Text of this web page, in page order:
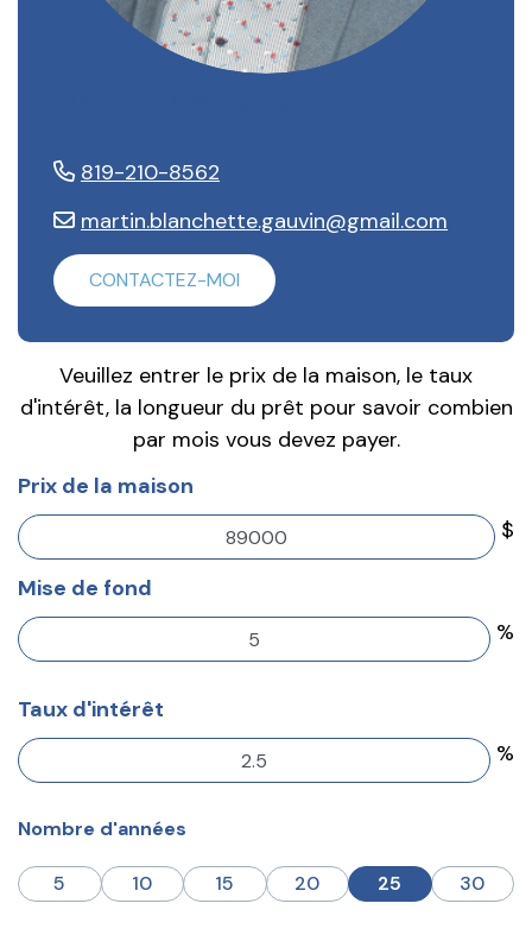
819-210-8562
martin.blanchette.gauvin@gmail.com
CONTACTEZ-MOI
Veuillez entrer le prix de la maison, le taux
d'intérêt, la longueur du prêt pour savoir combien
par mois vous devez payer.
Prix de la maison
$
Mise de fond
%
Taux d'intérêt
%
Nombre d'années
5 10 15 20 25 30